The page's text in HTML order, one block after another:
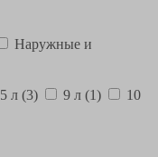
Наружные и
5 л (3) 9 л (1)
10